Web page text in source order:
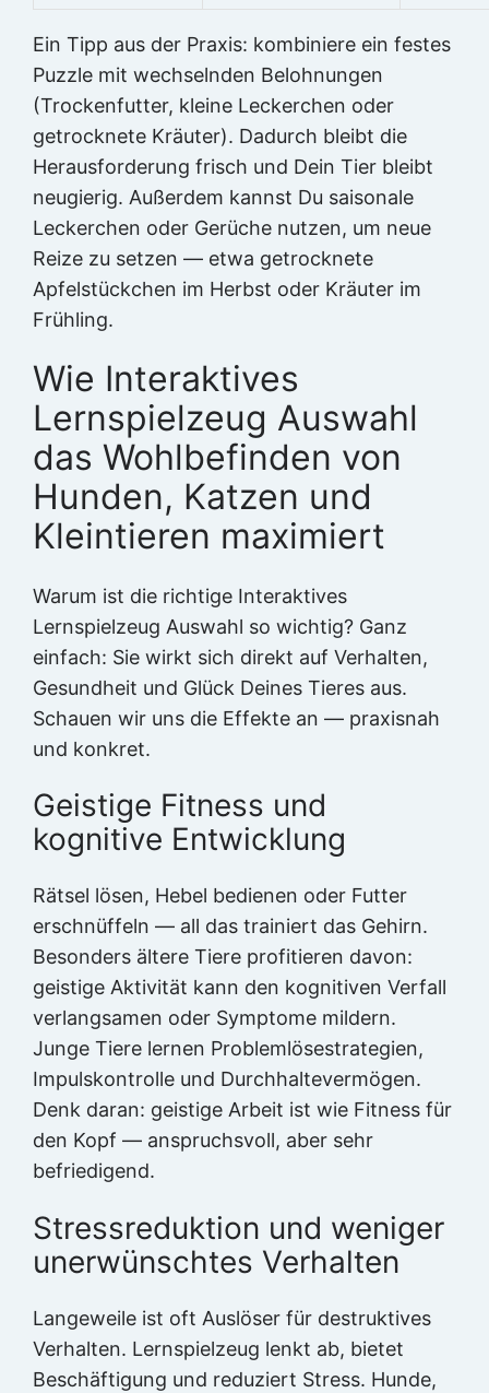
Ein Tipp aus der Praxis: kombiniere ein festes
Puzzle mit wechselnden Belohnungen
(Trockenfutter, kleine Leckerchen oder
getrocknete Kräuter). Dadurch bleibt die
Herausforderung frisch und Dein Tier bleibt
neugierig. Außerdem kannst Du saisonale
Leckerchen oder Gerüche nutzen, um neue
Reize zu setzen — etwa getrocknete
Apfelstückchen im Herbst oder Kräuter im
Frühling.
Wie Interaktives
Lernspielzeug Auswahl
das Wohlbefinden von
Hunden, Katzen und
Kleintieren maximiert
Warum ist die richtige Interaktives
Lernspielzeug Auswahl so wichtig? Ganz
einfach: Sie wirkt sich direkt auf Verhalten,
Gesundheit und Glück Deines Tieres aus.
Schauen wir uns die Effekte an — praxisnah
und konkret.
Geistige Fitness und
kognitive Entwicklung
Rätsel lösen, Hebel bedienen oder Futter
erschnüffeln — all das trainiert das Gehirn.
Besonders ältere Tiere profitieren davon:
geistige Aktivität kann den kognitiven Verfall
verlangsamen oder Symptome mildern.
Junge Tiere lernen Problemlösestrategien,
Impulskontrolle und Durchhaltevermögen.
Denk daran: geistige Arbeit ist wie Fitness für
den Kopf — anspruchsvoll, aber sehr
befriedigend.
Stressreduktion und weniger
unerwünschtes Verhalten
Langeweile ist oft Auslöser für destruktives
Verhalten. Lernspielzeug lenkt ab, bietet
Beschäftigung und reduziert Stress. Hunde,